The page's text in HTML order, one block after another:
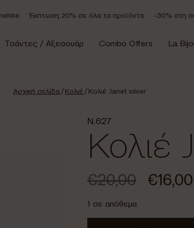
Έκπτωση 20% σε όλα τα προϊόντα -30% στη
Τσάντες / Αξεσουάρ Combo Offers La
Αρχική σελίδα/Κολιέ / Κολιέ Janet silver
N.627
Κολιέ
€20,00 €16,00
1 σε απόθεμα